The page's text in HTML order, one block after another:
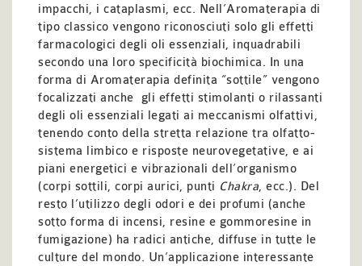
impacchi, i cataplasmi, ecc. Nell’Aromaterapia di
tipo classico vengono riconosciuti solo gli effetti
farmacologici degli oli essenziali, inquadrabili
secondo una loro specificità biochimica. In una
forma di Aromaterapia definita “sottile” vengono
focalizzati anche gli effetti stimolanti o rilassanti
degli oli essenziali legati ai meccanismi olfattivi,
tenendo conto della stretta relazione tra olfatto-
sistema limbico e risposte neurovegetative, e ai
piani energetici e vibrazionali dell’organismo
(corpi sottili, corpi aurici, punti Chakra, ecc.). Del
resto l’utilizzo degli odori e dei profumi (anche
sotto forma di incensi, resine e gommoresine in
fumigazione) ha radici antiche, diffuse in tutte le
culture del mondo. Un’applicazione interessante